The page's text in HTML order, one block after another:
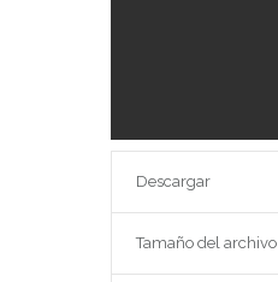
Descargar
Tamaño del archivo